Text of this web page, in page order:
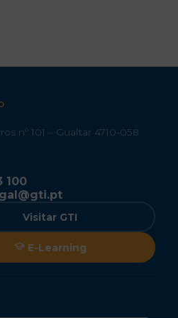
nº 101 – Gualtar 4710-058
100
Visitar GTI
E-Learning